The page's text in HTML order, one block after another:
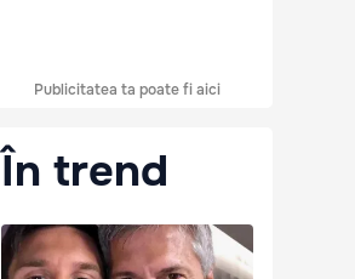
Publicitatea ta poate fi aici
În trend